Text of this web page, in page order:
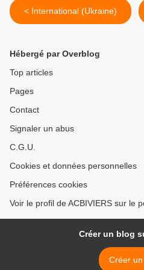
< International (Ukraine)
Hébergé par Overblog
Top articles
Pages
Contact
Signaler un abus
C.G.U.
Cookies et données personnelles
Préférences cookies
Voir le profil de ACBIVIERS sur le
Créer un blog
Créer